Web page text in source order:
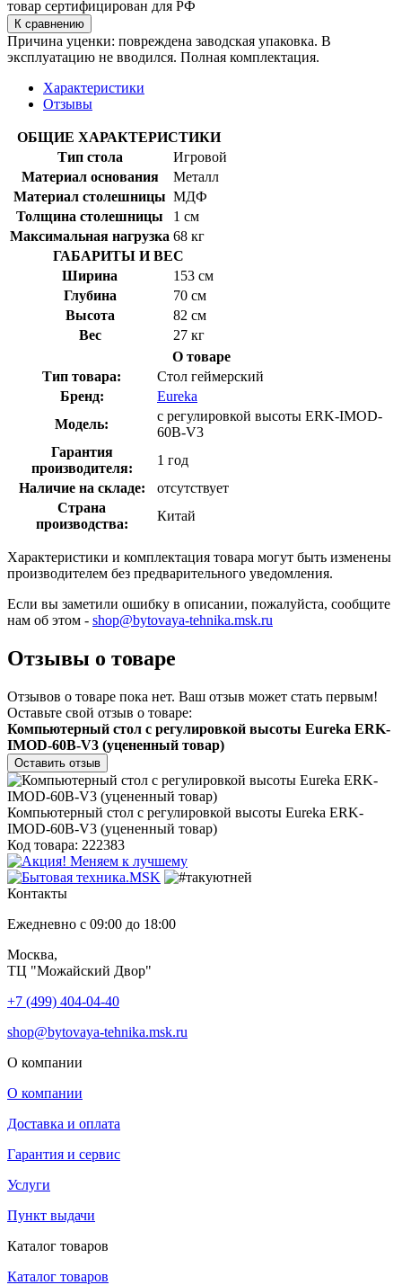
товар сертифицирован для РФ
К сравнению
Причина уценки: повреждена заводская упаковка. В
эксплуатацию не вводился. Полная комплектация.
Характеристики
Отзывы
ОБЩИЕ ХАРАКТЕРИСТИКИ
Тип стола
Игровой
Материал основания
Металл
Материал столешницы МДФ
Толщина столешницы
1 см
Максимальная нагрузка 68 кг
ГАБАРИТЫ И ВЕС
Ширина
153 см
Глубина
70 см
Высота
82 см
Вес
27 кг
О товаре
Тип товара:
Стол геймерский
Бренд:
Eureka
Модель:
с регулировкой высоты ERK-IMOD-
60B-V3
Гарантия
производителя:
1 год
Наличие на складе:
отсутствует
Страна
производства:
Китай
Характеристики и комплектация товара могут быть изменены
производителем без предварительного уведомления.
Если вы заметили ошибку в описании, пожалуйста, сообщите
нам об этом - shop@bytovaya-tehnika.msk.ru
Отзывы о товаре
Отзывов о товаре пока нет. Ваш отзыв может стать первым!
Оставьте свой отзыв о товаре:
Компьютерный стол с регулировкой высоты Eureka ERK-
IMOD-60B-V3 (уцененный товар)
Оставить отзыв
Компьютерный стол с регулировкой высоты Eureka ERK-
IMOD-60B-V3 (уцененный товар)
Код товара: 222383
Контакты
Ежедневно с 09:00 до 18:00
Москва,
ТЦ "Можайский Двор"
+7 (499) 404-04-40
shop@bytovaya-tehnika.msk.ru
О компании
О компании
Доставка и оплата
Гарантия и сервис
Услуги
Пункт выдачи
Каталог товаров
Каталог товаров